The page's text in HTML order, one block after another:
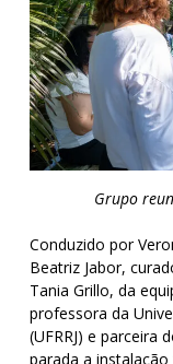
Grupo
Conduzido por
Beatriz Jabor,
Tania Grillo, da
professora da
(UFRRJ) e parceira
parada a instalação